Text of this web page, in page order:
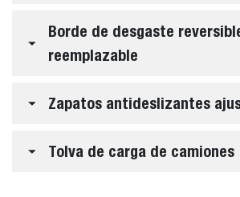
Borde de desgaste
reemplazable
Zapatos antideslizantes
Tolva de carga de camiones